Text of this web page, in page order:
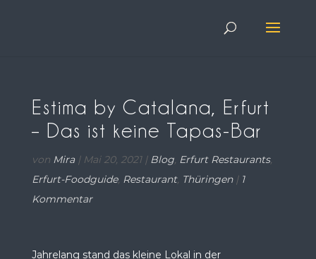
Estima by Catalana, Erfurt
– Das ist keine Tapas-Bar
von Mira| Mai 20, 2021| Blog, Erfurt Restaurants,
Erfurt-Foodguide, Restaurant, Thüringen| 1
Kommentar
Jahrelang stand das kleine Lokal in der